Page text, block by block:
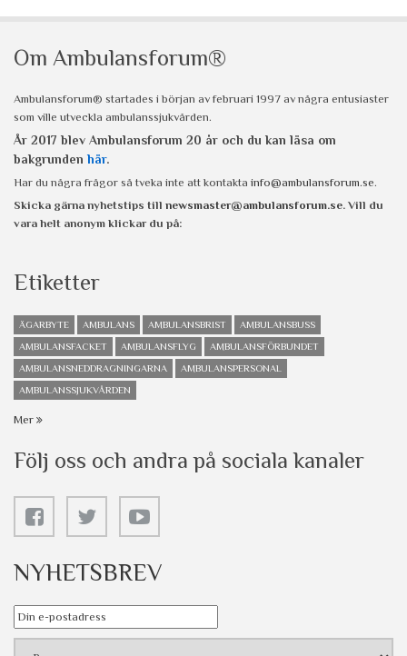
Om Ambulansforum®
Ambulansforum® startades i början av februari 1997 av några entusiaster
som ville utveckla ambulanssjukvården.
År 2017 blev Ambulansforum 20 år och du kan läsa om
bakgrunden här.
Har du några frågor så tveka inte att kontakta info@ambulansforum.se.
Skicka gärna nyhetstips till newsmaster@ambulansforum.se. Vill du
vara helt anonym klickar du på:
Etiketter
ÄGARBYTE AMBULANS AMBULANSBRIST
AMBULANSBUSS
AMBULANSFACKET
AMBULANSFLYG
AMBULANSFÖRBUNDET
AMBULANSNEDDRAGNINGARNA
AMBULANSPERSONAL
AMBULANSSJUKVÅRDEN
Mer
Följ oss och andra på sociala kanaler
NYHETSBREV